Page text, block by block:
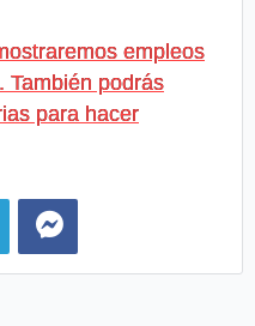
empleos
También podrás
para hacer